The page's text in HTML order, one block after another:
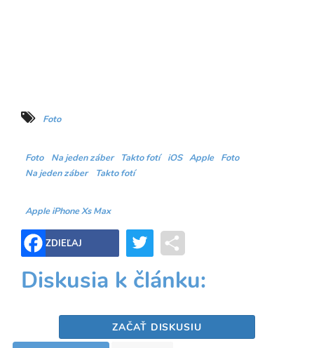
Foto
Foto Na jeden záber Takto fotí iOS Apple
Foto
Na jeden záber
Takto fotí
Apple iPhone Xs Max
ZDIEĽAJ Twitter
Diskusia k článku:
ZAČAŤ DISKUSIU